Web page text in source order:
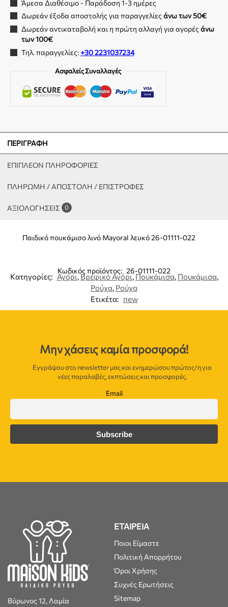
Άμεσα Διαθέσιμο - Παράδοση 1-3 ημέρες
Δωρεάν έξοδα αποστολής για παραγγελίεςάνω των 50€
Δωρεάν αντικαταβολή και η πρώτη αλλαγή για αγορέςάνω
των 100€
Τηλ. παραγγελίες:+30 2231037234
Ασφαλείς Συναλλαγές
ΠΕΡΙΓΡΑΦΉ
ΕΠΙΠΛΈΟΝ ΠΛΗΡΟΦΟΡΊΕΣ
ΠΛΗΡΩΜΗ / ΑΠΟΣΤΟΛΗ / ΕΠΙΣΤΡΟΦΕΣ
ΑΞΙΟΛΟΓΉΣΕΙΣ 0
Παιδικό πουκάμισο λινό Mayoral λευκό 26-01111-022
Κωδικός προϊόντος: 26-01111-022
Κατηγορίες: Αγόρι,Βρεφικό Αγόρι, Πουκάμισα Πουκάμισα
Ρούχα Ρούχα
Ετικέτα: new
Μην χάσεις καμία προσφορά!
Εγγράψου στο newsletter μας και ενημερώσου πρώτος/η για
νέες παραλαβές, εκπτώσεις και προσφορές.
Email
Βύρωνος 12, Λαμία
ΕΤΑΙΡΕΙΑ
Ποιοι Είμαστε
Πολιτική Απορρήτου
Όροι Χρήσης
Συχνές Ερωτήσεις
Sitemap